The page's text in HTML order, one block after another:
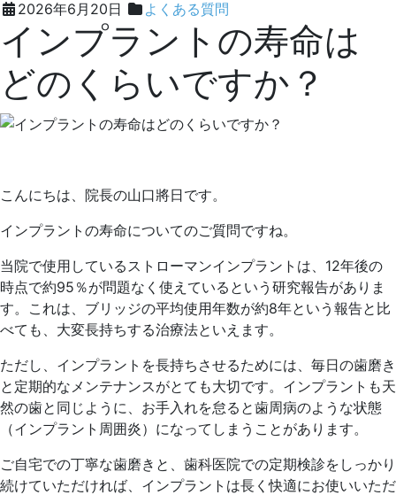
2026年6月20日
よくある質問
年
6
月
15
口
歯
科
医
インプラントの寿命は
どのくらいですか？
こんにちは、院長の山口將日です。
インプラントの寿命についてのご質問ですね。
当院で使用しているストローマンインプラントは、 12年後の
時点で約95％が問題なく使えているという研究報告がありま
す。これは、 ブリッジの平均使用年数が約8年という報告と比
べても、 大変長持ちする治療法といえます。
ただし、インプラントを長持ちさせるためには、 毎日の歯磨き
と定期的なメンテナンスがとても大切です。 インプラントも天
然の歯と同じように、 お手入れを怠ると歯周病のような状態
（インプラント周囲炎） になってしまうことがあります。
ご自宅での丁寧な歯磨きと、 歯科医院での定期検診をしっかり
続けていただければ、 インプラントは長く快適にお使いいただ